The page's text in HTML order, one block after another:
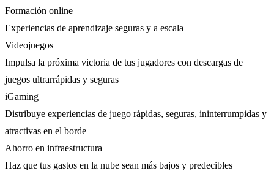
Formación online
Experiencias de aprendizaje seguras y a escala
Videojuegos
Impulsa la próxima victoria de tus jugadores con descargas de
juegos ultrarrápidas y seguras
iGaming
Distribuye experiencias de juego rápidas, seguras, ininterrumpidas y
atractivas en el borde
Ahorro en infraestructura
Haz que tus gastos en la nube sean más bajos y predecibles